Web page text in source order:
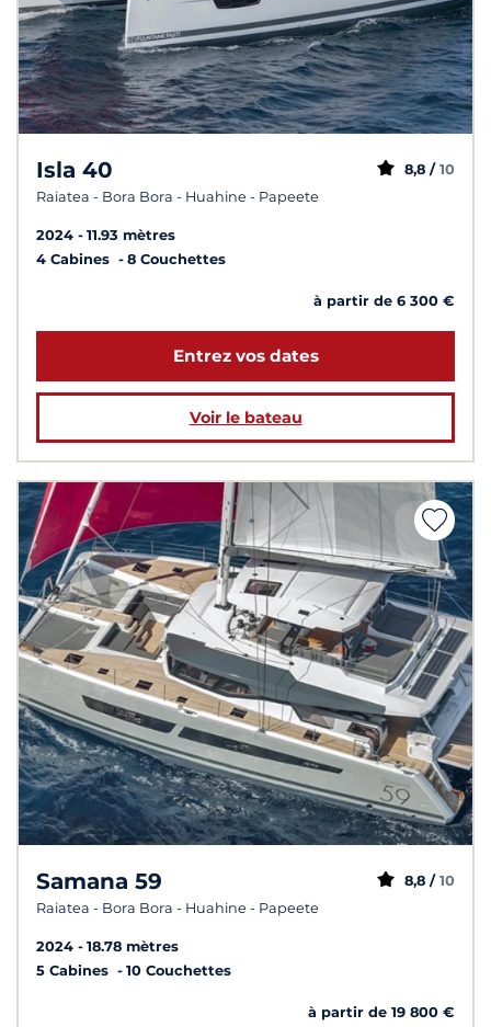
Isla 40
Raiatea - Bora Bora - Huahine - Papeete
8,8 / 10
2024
11.93 mètres
4 Cabines
8 Couchettes
à partir de 6 300 €
Entrez vos dates
Voir le bateau
Samana 59
Raiatea - Bora Bora - Huahine - Papeete
8,8 / 10
2024
18.78 mètres
5 Cabines
10 Couchettes
à partir de 19 800 €